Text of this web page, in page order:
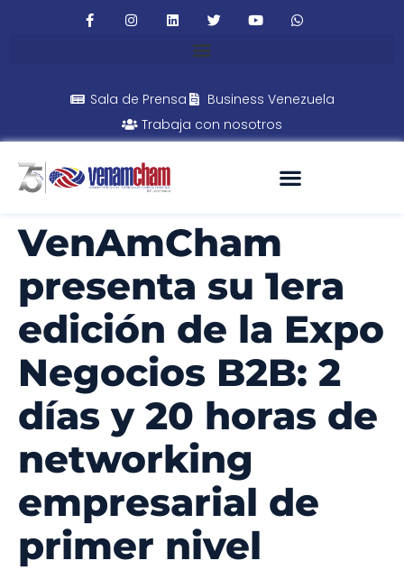
Sala de Prensa
Business Venezuela
Trabaja con nosotros
VenAmCham
presenta su 1era
edición de la Expo
Negocios B2B: 2
días y 20 horas de
networking
empresarial de
primer nivel